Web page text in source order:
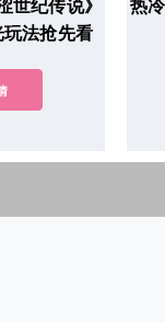
世纪传说》
法抢先看
热